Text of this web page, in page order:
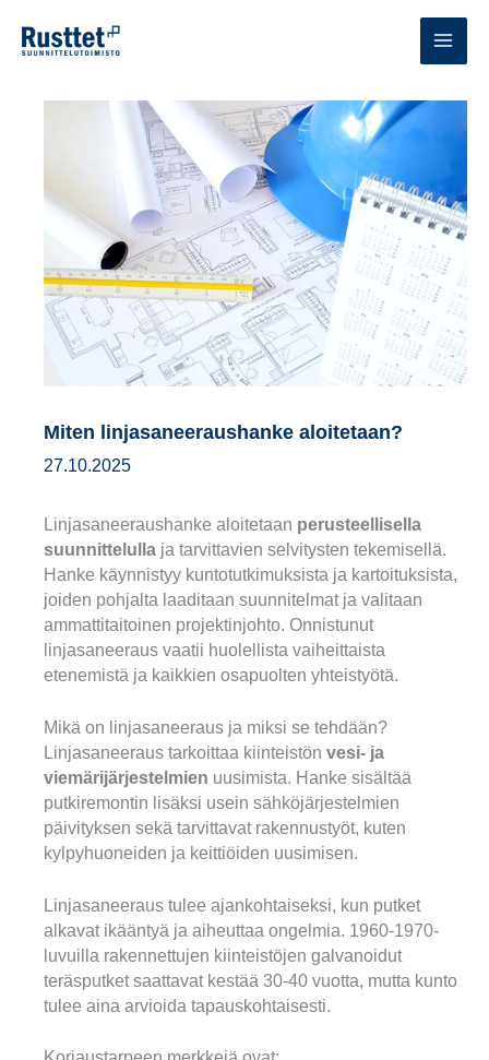
sisältöön
Miten linjasaneeraushanke aloitetaan?
27.10.2025
Linjasaneeraushanke aloitetaan perusteellisella
suunnittelulla ja tarvittavien selvitysten tekemisellä.
Hanke käynnistyy kuntotutkimuksista ja kartoituksista,
joiden pohjalta laaditaan suunnitelmat ja valitaan
ammattitaitoinen projektinjohto. Onnistunut
linjasaneeraus vaatii huolellista vaiheittaista
etenemistä ja kaikkien osapuolten yhteistyötä.
Mikä on linjasaneeraus ja miksi se tehdään?
Linjasaneeraus tarkoittaa kiinteistön vesi- ja
viemärijärjestelmien uusimista. Hanke sisältää
putkiremontin lisäksi usein sähköjärjestelmien
päivityksen sekä tarvittavat rakennustyöt, kuten
kylpyhuoneiden ja keittiöiden uusimisen.
Linjasaneeraus tulee ajankohtaiseksi, kun putket
alkavat ikääntyä ja aiheuttaa ongelmia. 1960-1970-
luvuilla rakennettujen kiinteistöjen galvanoidut
teräsputket saattavat kestää 30-40 vuotta, mutta kunto
tulee aina arvioida tapauskohtaisesti.